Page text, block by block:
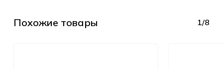
Похожие товары 1/8